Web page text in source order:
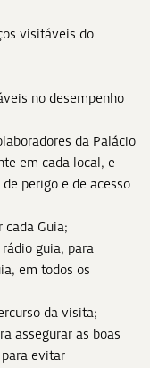
visitáveis do
no desempenho
da Palácio
em cada local, e
perigo e de acesso
Guia;
guia, para
em todos os
da visita;
assegurar as boas
evitar